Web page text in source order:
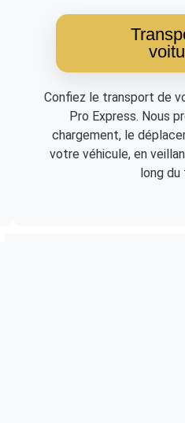
Confiez le transport de
Pro Express. Nous
chargement, le
votre véhicule, en
long